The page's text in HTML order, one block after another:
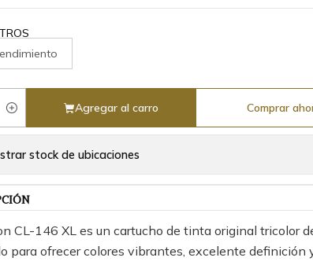
Agregar al carro Comprar
stock de ubicaciones
CL-146 XL es un cartucho de tinta original tricolor
para ofrecer colores vibrantes, excelente definición